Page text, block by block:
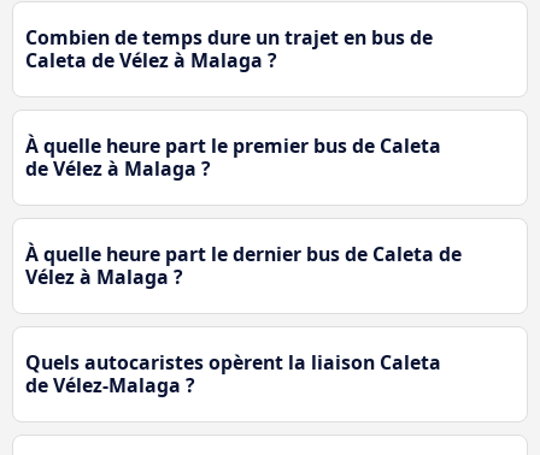
Combien de temps dure un trajet en bus de
Caleta de Vélez à Malaga ?
À quelle heure part le premier bus de Caleta
de Vélez à Malaga ?
À quelle heure part le dernier bus de Caleta de
Vélez à Malaga ?
Quels autocaristes opèrent la liaison Caleta
de Vélez-Malaga ?